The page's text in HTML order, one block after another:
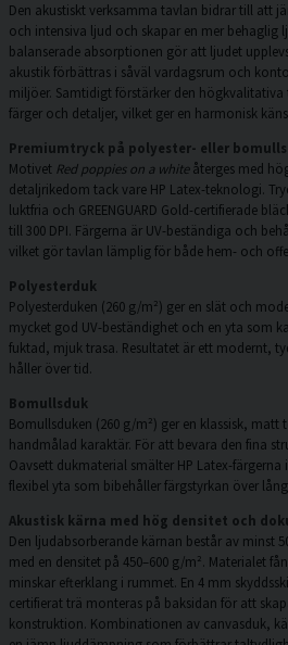
Den akustiskt verksamma tavlan bidrar till att
och intensiva ljud och skapar en mer behaglig
balanserade absorptionen gör att ljudet
akustik förbättras i såväl vardagsrum och
miljöer. Samtidigt förstärker den
färger och detaljer, vilket ger en harmonisk
Premiumtryck på polyester- eller
Motivet Red poppies on a whiteåterges med
detaljrikedom tack vare HP Latex-teknologi.
luktfria och GREENGUARD Gold-certifierade
till 300 DPI. Färgerna är UV-beständiga och
vilket gör tavlan lämplig för både hem- och
Polyesterduk
Polyesterduken (260 g/m²) ger en slät och
mycket god UV-beständighet och en yta som
fuktad, mjuk trasa. Resultatet är ett modernt,
håller över tid.
Bomullsduk
Bomullsduken (260 g/m²) ger en klassisk,
handmålad karaktär. För att bevara den fina
Oavsett dukmaterial smälter HP Latex-
flexibel yta som bibehåller färgstyrkan över lång
Akustisk kärna med hög densitet och
Den ljudabsorberande kärnan består av minst
med en densitet på 450–600 g/m². Materialet
minskar efterklang i rummet. En 4 mm
certifierat trä monteras på baksidan för att
konstruktion. Kombinationen av canvasduk,